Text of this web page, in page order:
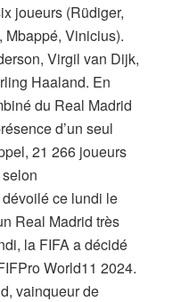
joueurs (Rüdiger,
Vinicius).
Virgil van Dijk,
Haaland. En
du Real Madrid
d’un seul
21 266 joueurs
ce lundi le
Real Madrid très
la FIFA a décidé
World11 2024.
vainqueur de